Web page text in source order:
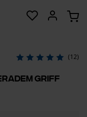
(12)
Griff